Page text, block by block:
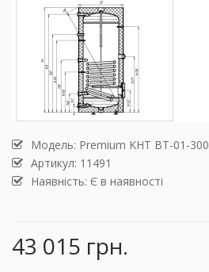
Модель: Premium KHT BT-01-300
Артикул: 11491
Наявність: Є в наявності
43 015 грн.